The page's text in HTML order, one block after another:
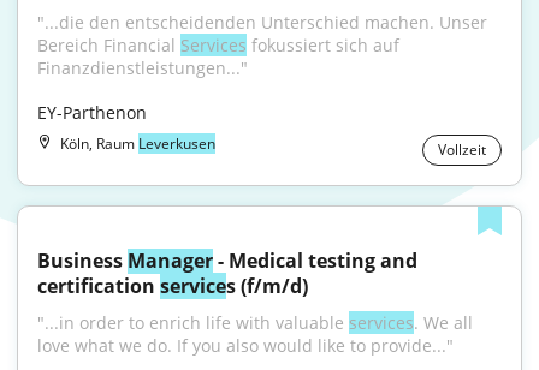
"...die den entscheidenden Unterschied machen. Unser
Bereich Financial Services fokussiert sich auf
Finanzdienstleistungen..."
EY-Parthenon
Köln, Raum Leverkusen Vollzeit
Business Manager - Medical testing and
certification services (f/m/d)
"...in order to enrich life with valuable services. We all
love what we do. If you also would like to provide..."